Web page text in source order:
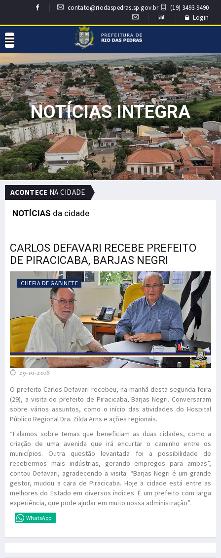
contato@riodaspedras.sp.gov.br
(19) 3493-9490
Login
NOTÍCIAS INTEGRA
ACONTECE NA CIDADE
NOTÍCIAS da cidade
CARLOS DEFAVARI RECEBE PREFEITO
DE PIRACICABA, BARJAS NEGRI
CHEFIA DE GABINETE
29-01-2018
O prefeito Carlos Defavari recebeu, na manhã desta segunda-feira
(29), a visita do prefeito de Piracicaba, Barjas Negri. Conversaram
sobre vários assuntos, como o início das atividades do Hospital
Público Regional Dra. Zilda Arns e ações regionais.
“Falamos sobre temas que beneficiam as duas cidades, como a
criação de uma avenida que irá encurtar o caminho entre os
municípios. Outra questão levantada foi a possibilidade de
recebermos mais indústrias, gerando empregos para ambas”,
contou Defavari, agradecendo a visita: “Barjas Negri é um grande
gestor, mudou a cara de Piracicaba. Hoje a cidade está entre as
melhores do Estado em diversos índices. É um prefeito com larga
experiência, que pode ajudar em muito nossa administração”.
WhatsApp